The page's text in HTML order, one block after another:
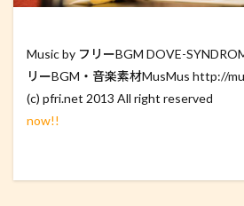
Music by フリーBGM DOVE-
リーBGM・音楽素材MusMus http://
(c) pfri.net 2013 All right reserved
now!!